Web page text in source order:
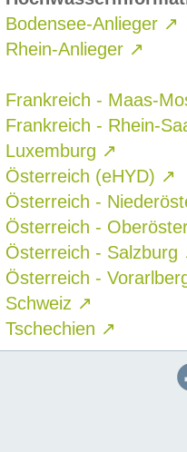
Bodensee-Anlieger ↗
Rhein-Anlieger ↗
Frankreich - Maas-
Frankreich - Rhein-
Luxemburg ↗
Österreich (eHYD) ↗
Österreich -
Österreich -
Österreich - Salzburg
Österreich -
Schweiz ↗
Tschechien ↗